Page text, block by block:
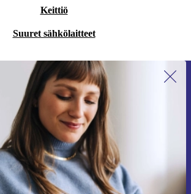
Keittiö
Suuret sähkölaitteet
Liity ensimmäistä kertaa uutiskirjeen
tilaajaksi ja säästä 15 €!
Älä missaa enää yhtäkään tarjousta.
Pyydä etukuponki